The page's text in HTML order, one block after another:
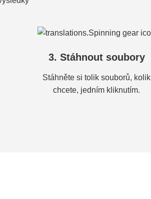
3. Stáhnout soubory
Stáhněte si tolik souborů, kolik
chcete, jedním kliknutím.